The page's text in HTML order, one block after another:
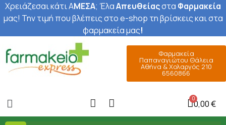
Χρειάζεσαι κάτι ΑΜΕΣΑ; ΈλαΑπευθείαςστα Φαρμακεία
μας! Την τιμή που βλέπεις στο e-shop τη βρίσκεις και στα
φαρμακεία μας!
Φαρμακεία
Παπαναγιώτου Θάλεια
Αθήνα & Χολαργός 210
6560866
0,00 €